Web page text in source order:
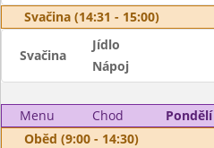
Svačina (14:31 - 15:00)
Svačina
Jídlo
Nápoj
Menu Chod
Oběd (9:00 - 14:30)